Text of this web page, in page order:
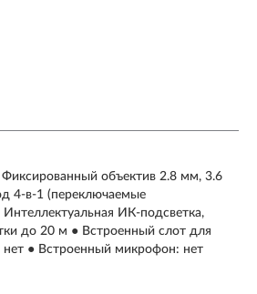
объектив 2.8 мм, 3.6
4-в-1 (переключаемые
ИК-подсветка,
до 20 м ● Встроенный слот для
● Встроенный микрофон: нет